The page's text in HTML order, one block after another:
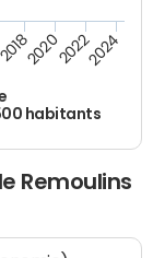
habitants
2018202020222024
Remoulins